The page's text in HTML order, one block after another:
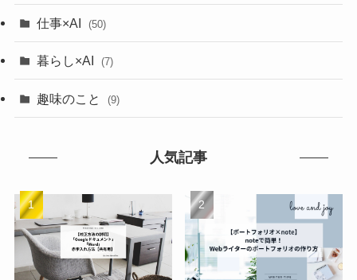
仕事×AI (50)
暮らし×AI (7)
趣味のこと (9)
人気記事